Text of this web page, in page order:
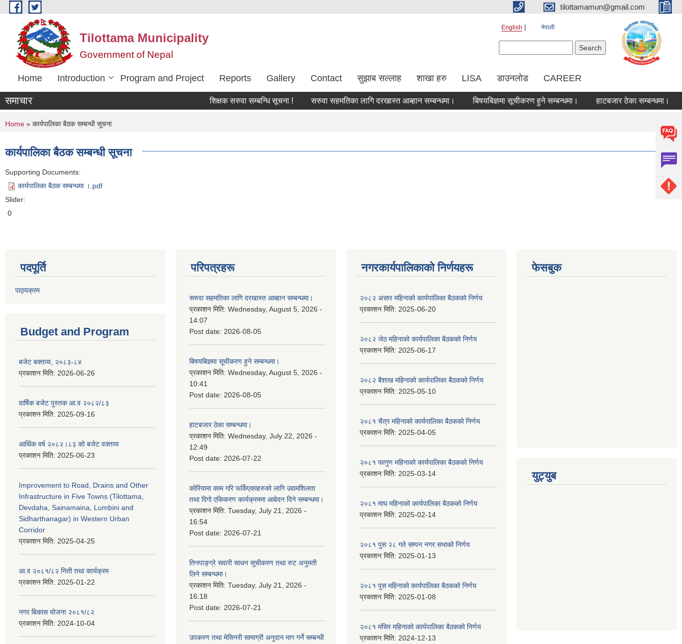
Skip to main content tilottamamun@gmail.com
Tilottama Municipality
Government of Nepal
English नेपाली
Home Introduction Program and Project Reports Gallery Contact सुझाब सल्लाह शाखा हरु LISA डाउनलोड CAREER
समाचार शिक्षक सरुवा सम्बन्धि सूचना ! सरुवा सहमतिका लागि दरखास्त आब्हान सम्बन्धमा। बिषयबिज्ञमा सूचीकरण हुने सम्बन्धमा। हाटबजार ठेका सम्बन्धमा।
You are here
Home » कार्यपालिका बैठक सम्बन्धी सूचना
कार्यपालिका बैठक सम्बन्धी सूचना
Supporting Documents:
कार्यपालिका बैठक सम्बन्धमा ।.pdf
Slider:
0
पदपूर्ति
पाठ्यक्रम
Budget and Program
बजेट बक्तव्य, २०८३-८४
प्रकाशन मिति: 2026-06-26
वार्षिक बजेट पुस्तक आ.व २०८२/८३
प्रकाशन मिति: 2025-09-16
आर्थिक वर्ष २०८२।८३ को बजेट वक्तव्य
प्रकाशन मिति: 2025-06-23
Improvement to Road, Drains and Other
Infrastructure in Five Towns (Tilottama,
Devdaha, Sainamaina, Lumbini and
Sidharthanagar) in Western Urban
Corridor
प्रकाशन मिति: 2025-04-25
आ.व २०८१/८२ निती तथा कार्यक्रम
प्रकाशन मिति: 2025-01-22
नगर बिकास योजना २०८१/८२
प्रकाशन मिति: 2024-10-04
परिपत्रहरू
सरुवा सहमतिका लागि दरखास्त आब्हान सम्बन्धमा।
प्रकाशन मिति: Wednesday, August 5, 2026 -
14:07
Post date: 2026-08-05
बिषयबिज्ञमा सूचीकरण हुने सम्बन्धमा।
प्रकाशन मिति: Wednesday, August 5, 2026 -
10:41
Post date: 2026-08-05
हाटबजार ठेका सम्बन्धमा।
प्रकाशन मिति: Wednesday, July 22, 2026 -
12:49
Post date: 2026-07-22
कोरियामा काम गरि फर्किएकाहरुको लागि उद्यमशिलता
तथा दिगो एकिकरण कार्यक्रममा आबेदन दिने सम्बन्धमा।
प्रकाशन मिति: Tuesday, July 21, 2026 -
16:54
Post date: 2026-07-21
तिनपाङ्ग्रे सवारी साधन सूचीकरण तथा रुट अनुमती
लिने सम्बन्धमा।
प्रकाशन मिति: Tuesday, July 21, 2026 -
16:18
Post date: 2026-07-21
उपकरण तथा मेसिनरी सामाग्री अनुदान माग गर्ने सम्बन्धी
नगरकार्यपालिकाकाे निर्णयहरू
२०८२ असार महिनाको कार्यपालिका बैठकको निर्णय
प्रकाशन मिति: 2025-06-20
२०८२ जेठ महिनाको कार्यपालिका बैठकको निर्णय
प्रकाशन मिति: 2025-06-17
२०८२ बैशाख महिनाको कार्यपालिका बैठकको निर्णय
प्रकाशन मिति: 2025-05-10
२०८१ चैत्र महिनाको कार्यपालिका बैठकको निर्णय
प्रकाशन मिति: 2025-04-05
२०८१ फागुण महिनाको कार्यपालिका बैठकको निर्णय
प्रकाशन मिति: 2025-03-14
२०८१ माघ महिनाको कार्यपालिका बैठकको निर्णय
प्रकाशन मिति: 2025-02-14
२०८१ पुस २८ गते सम्प‍न नगर सभाको निर्णय
प्रकाशन मिति: 2025-01-13
२०८१ पुस महिनाको कार्यपालिका बैठकको निर्णय
प्रकाशन मिति: 2025-01-08
२०८१ मंसिर महिनाको कार्यपालिका बैठकको निर्णय
प्रकाशन मिति: 2024-12-13
फेसबुक
युट्युब